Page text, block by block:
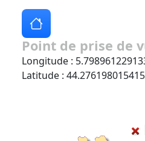
Point de prise de
Longitude :
Latitude :